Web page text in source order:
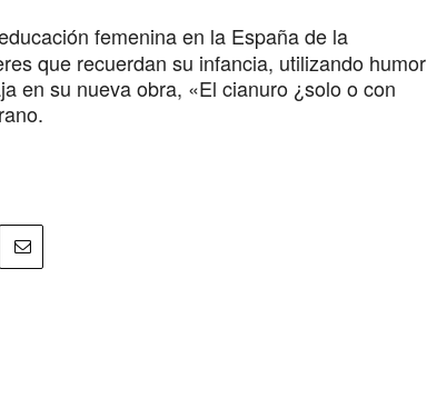
femenina en la España de la
que recuerdan su infancia, utilizando humor
en su nueva obra, «El cianuro ¿solo o con